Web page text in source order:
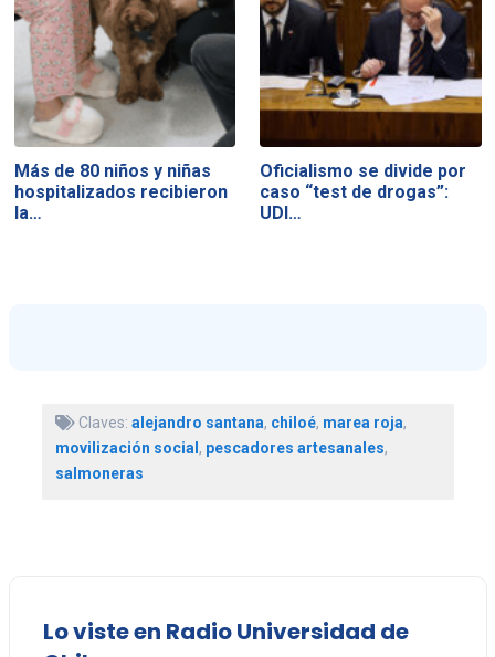
Más de 80 niños y niñas
hospitalizados recibieron
la…
Oficialismo se divide por
caso “test de drogas”:
UDI…
Claves: alejandro santana, chiloé, marea roja,
movilización social, pescadores artesanales,
salmoneras
Lo viste en Radio Universidad de